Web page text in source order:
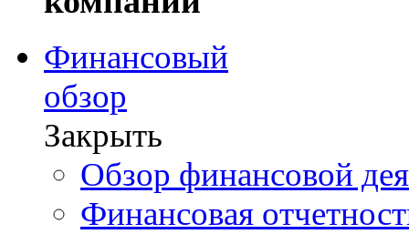
Финансовый
обзор
Закрыть
Обзор финансовой
Финансовая